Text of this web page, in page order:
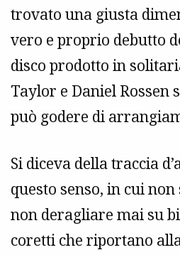
trovato una giusta
vero e proprio debutto
disco prodotto in
Taylor e Daniel Rossen
può godere di
Si diceva della traccia
questo senso, in cui
non deragliare mai su
coretti che riportano